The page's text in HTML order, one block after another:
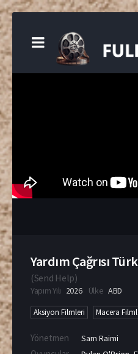
Yardım Çağrısı
(Send Help)
Yapım Yılı 2026 Ülke ABD
Aksiyon Filmleri Macera
Yönetmen Sam Raimi